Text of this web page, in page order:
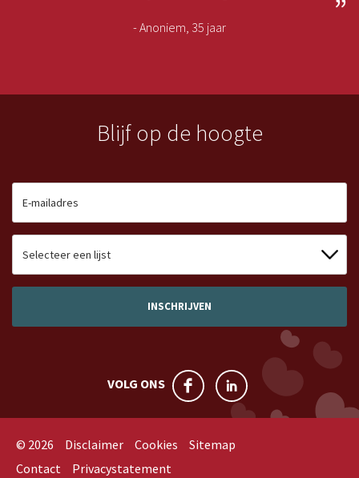
- Anoniem, 35 jaar
Blijf op de hoogte
VOLG ONS
© 2026 Disclaimer Cookies
Sitemap
Contact
Privacystatement